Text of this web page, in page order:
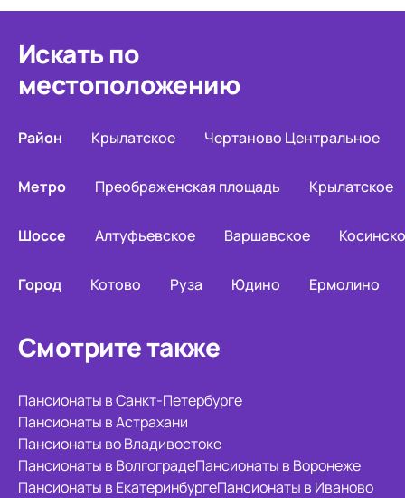
Искать по
местоположению
Район Крылатское Чертаново Центральное
Метро Преображенская площадь Крылатское
Шоссе Алтуфьевское Варшавское
Город Котово Руза Юдино Ермолино
Смотрите также
Пансионаты в Санкт-Петербурге
Пансионаты в Астрахани
Пансионаты во Владивостоке
Пансионаты в ВолгоградеПансионаты в Воронеже
Пансионаты в ЕкатеринбургеПансионаты в Иваново